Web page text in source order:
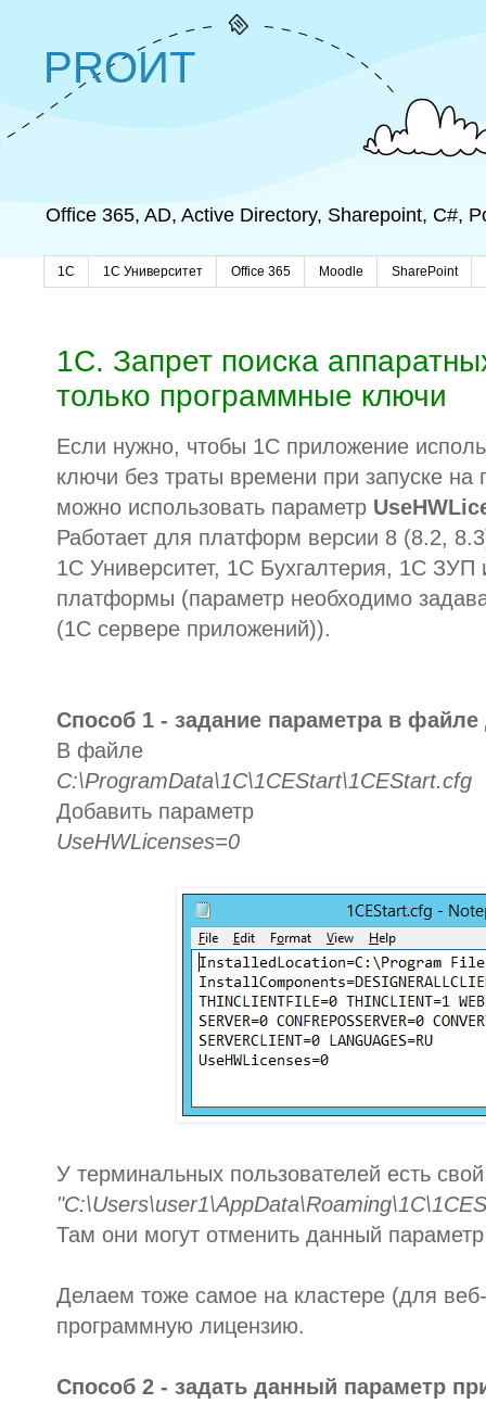
PROИТ
Office 365, AD, Active Directory, Sharepoint, C#,
1C 1С Университет Office 365 Moodle SharePoint
1С. Запрет поиска
только программные ключи
Если нужно, чтобы 1С приложение
ключи без траты времени при запуске на
можно использовать параметр
Работает для платформ версии 8 (8.2,
1С Университет, 1С Бухгалтерия, 1С ЗУП
платформы (параметр необходимо
(1С сервере приложений)).
Способ 1 - задание параметра в файле
В файле
C:\ProgramData\1C\1CEStart\1CEStart.cfg
Добавить параметр
UseHWLicenses=0
У терминальных пользователей есть
Там они могут отменить данный
Делаем тоже самое на кластере (для
программную лицензию.
Способ 2 - задать данный параметр